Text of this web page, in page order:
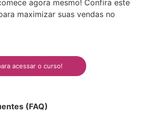
agora mesmo! Confira este
maximizar suas vendas no
acessar o curso!
(FAQ)